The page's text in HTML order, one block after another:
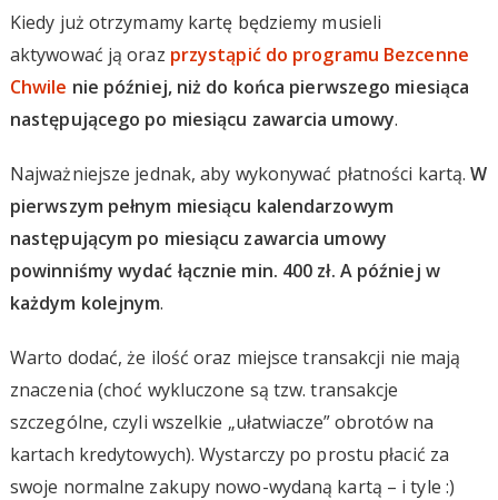
Kiedy już otrzymamy kartę będziemy musieli
aktywować ją oraz przystąpić do programu Bezcenne
Chwile nie później, niż do końca pierwszego miesiąca
następującego po miesiącu zawarcia umowy.
Najważniejsze jednak, aby wykonywać płatności kartą.W
pierwszym pełnym miesiącu kalendarzowym
następującym po miesiącu zawarcia umowy
powinniśmy wydać łącznie min. 400 zł. A później w
każdym kolejnym.
Warto dodać, że ilość oraz miejsce transakcji nie mają
znaczenia (choć wykluczone są tzw. transakcje
szczególne, czyli wszelkie „ułatwiacze” obrotów na
kartach kredytowych). Wystarczy po prostu płacić za
swoje normalne zakupy nowo-wydaną kartą – i tyle :)